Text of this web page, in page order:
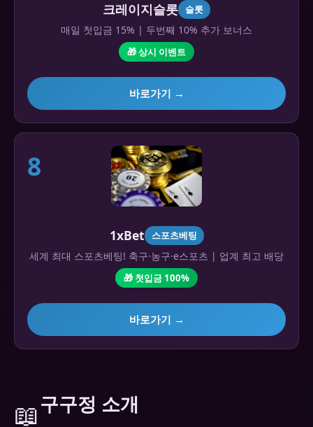
크레이지슬롯 슬롯
매일 첫입금 15% | 두번째 10% 추가 보너스
🎁 상시 이벤트
바로가기 →
8
1xBet 스포츠베팅
세계 최대 스포츠베팅! 축구·농구·e스포츠 | 업계 최고 배당
🎁 첫입금 100%
바로가기 →
📖구구정 소개